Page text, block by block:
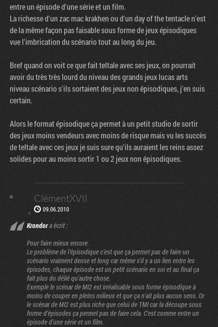
entre un épisode d'une série et un film.
La richesse d'un zac mac krakhen ou d'un day of the tentacle n'est
de la même façon pas faisable sous forme de jeux épisodiques
vue l'imbrication du scénario tout au long du jeu.
Bref quand on voit ce que fait teltale avec ses jeux, on pourrait
avoir du très très lourd du niveau des grands jeux lucas arts
niveau scénario s'ils sortaient des jeux non épisodiques, j'en suis
certain.
Alors le format épisodique ça permet à un petit studio de sortir
des jeux moins vendeurs avec moins de risque mais vu les succès
de teltale avec ces jeux je suis sure qu'ils auraient les reins assez
solides pour au moins sortir 1 ou 2 jeux non épisodiques.
ClémentXVII
09.06.2010
Krondora écrit :
Pour faire mieux encore.
Le problème de l'épisodique c'est que ça permet pas de faire un
scénario vraiment dense et long car même s'il y a un lien entre les
épisodes, chaque épisode est un petit scénario en soi et au final ça
fait plus du délié qu'autre chose.
Exemple le scénar de MI2 est irréalisable sous forme épisodique à
moins de couper en pleins milieux et que ça n'ait plus aucun sens. Or
le scénar de MI2 est plus riche que celui de TMI car la découpe sous
forme d'épisodes ça permet pas de faire cela. C'est comme entre un
épisode d'une série et un film.